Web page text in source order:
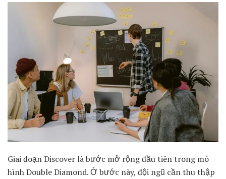
Giai đoạn Discover là bước mở rộng đầu tiên trong mô
hình Double Diamond. Ở bước này, đội ngũ cần thu thập